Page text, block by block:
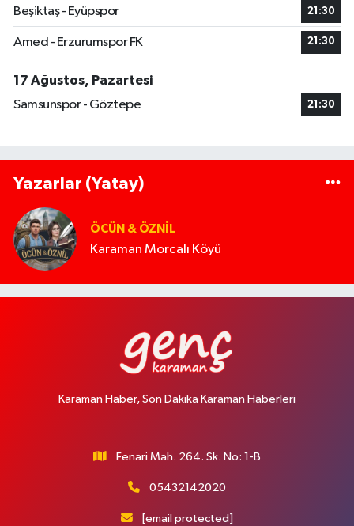
Beşiktaş - Eyüpspor 21:30
Amed - Erzurumspor FK 21:30
17 Ağustos, Pazartesi
Samsunspor - Göztepe
21:30
Yazarlar (Yatay)
ÖCÜN & ÖZNIL
Karaman Morcalı Köyü
Karaman Haber, Son Dakika Karaman Haberleri
Fenari Mah. 264. Sk. No: 1-B
05432142020
[email protected]